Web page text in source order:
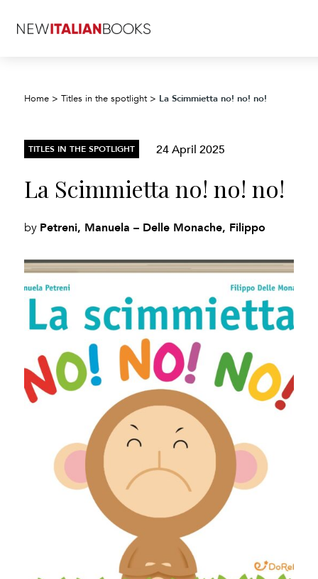
Home >Titles in the spotlight > La Scimmietta no! no! no!
TITLES IN THE SPOTLIGHT 24 April 2025
La Scimmietta no! no! no!
by Petreni, Manuela – Delle Monache, Filippo